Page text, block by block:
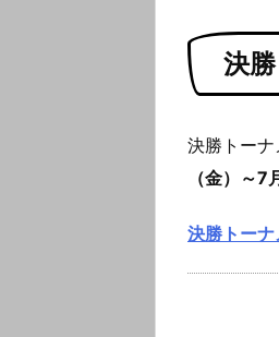
決
決勝トー
（金）～7
決勝トー